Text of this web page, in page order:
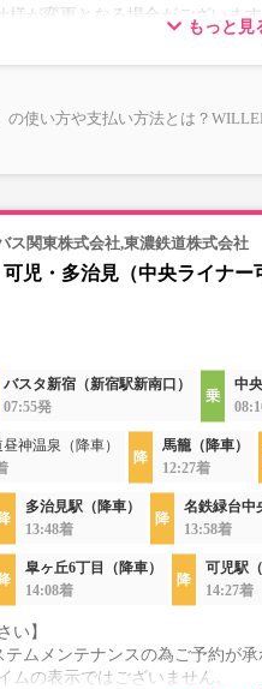
様が変更となる場合がございま
もっと見
の使い方や支払い方法とは？
ス関東株式会社,東濃鉄道株式会社
児・多治見（中央ライナー
バスタ新宿（新宿駅新南口）
07:55発
中
神温泉（降車）
馬籠（降車）
12:27着
多治見駅（降車）
13:48着
名鉄緑台中
13:58着
皐ヶ丘6丁目（降車）
14:08着
可児駅（
14:27着
い】
テムメンテナンスの為ご予約が承
ムの表示ではございません。